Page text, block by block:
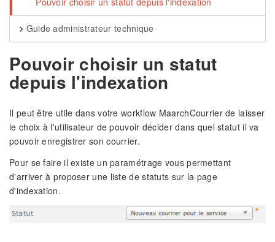
Guide administrateur technique
Pouvoir choisir un statut
depuis l'indexation
Il peut être utile dans votre workflow MaarchCourrier de laisser
le choix à l'utilisateur de pouvoir décider dans quel statut il va
pouvoir enregistrer son courrier.
Pour se faire il existe un paramétrage vous permettant
d'arriver à proposer une liste de statuts sur la page
d'indexation.